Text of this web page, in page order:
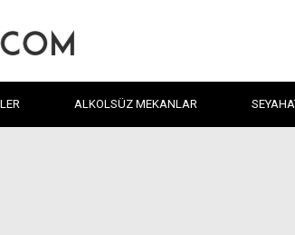
ALKOLSÜZ MEKANLAR